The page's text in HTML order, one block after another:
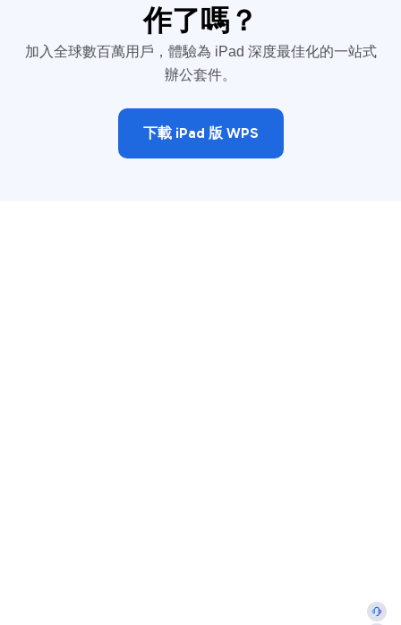
作了嗎？
加入全球數百萬用戶，體驗為 iPad 深度最佳化的一站式
辦公套件。
下載 iPad 版 WPS